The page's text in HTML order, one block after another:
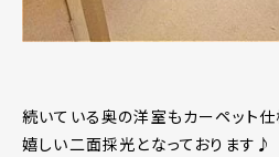
続いている奥の洋室もカーペット仕
嬉しい二面採光となっております♪